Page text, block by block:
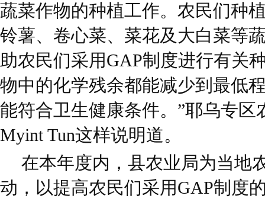
蔬菜作物的种植工作。农民们种
铃薯、卷心菜、菜花及大白菜等
助农民们采用GAP制度进行有关
物中的化学残余都能减少到最低
能符合卫生健康条件。”耶乌专区
Myint Tun这样说明道。
在本年度内，县农业局为当地
动，以提高农民们采用GAP制度